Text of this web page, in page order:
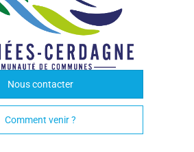
Nous contacter
Comment venir ?